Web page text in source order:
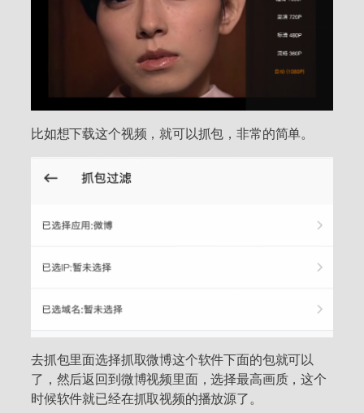
比如想下载这个视频，就可以抓包，非常的简单。
去抓包里面选择抓取微博这个软件下面的包就可以
了，然后返回到微博视频里面，选择最高画质，这个
时候软件就已经在抓取视频的播放源了。